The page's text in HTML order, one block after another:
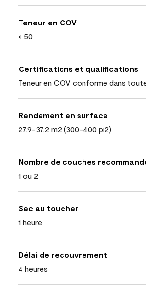
Teneur en COV
< 50
Certifications et qualifications
Teneur en COV conforme dans
Rendement en surface
27,9-37,2 m2 (300-400 pi2)
Nombre de couches
1 ou 2
Sec au toucher
1 heure
Délai de recouvrement
4 heures